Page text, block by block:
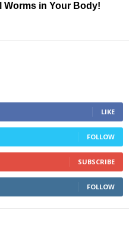
Worms in Your Body!
LIKE
FOLLOW
SUBSCRIBE
FOLLOW